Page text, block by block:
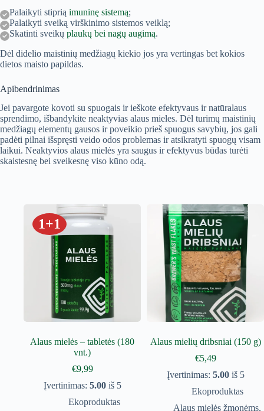
Palaikyti stiprią imuninę sistemą;
Palaikyti sveiką virškinimo sistemos veiklą;
Skatinti sveikų plaukų bei nagų augimą.
Dėl didelio maistinių medžiagų kiekio jos yra vertingas bet kokios
dietos maisto papildas.
Apibendrinimas
Jei pavargote kovoti su spuogais ir ieškote efektyvaus ir natūralaus
sprendimo, išbandykite neaktyvias alaus mieles. Dėl turimų maistinių
medžiagų elementų gausos ir poveikio prieš spuogus savybių, jos gali
padėti pilnai išspręsti veido odos problemas ir atsikratyti spuogų visam
laikui. Neaktyvios alaus mielės yra saugus ir efektyvus būdas turėti
skaistesnę bei sveikesnę viso kūno odą.
1+1
Alaus mielės – tabletės (180
vnt.)
€9,99
Įvertinimas: 5.00iš 5
Ekoproduktas
Alaus mielių dribsniai (150 g)
€5,49
Įvertinimas: 5.00iš 5
Ekoproduktas
Alaus mielės žmonėms,